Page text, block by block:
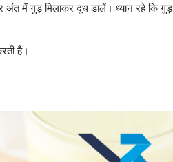
अंत में गुड़ मिलाकर दूध डालें। ध्यान रहे कि गुड़
है।